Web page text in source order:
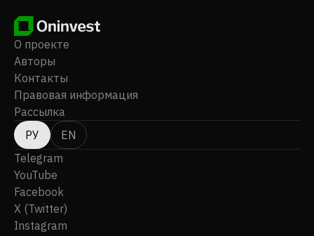
О проекте
Авторы
Контакты
Правовая информация
Рассылка
РУ
EN
Telegram
YouTube
Facebook
X (Twitter)
Instagram